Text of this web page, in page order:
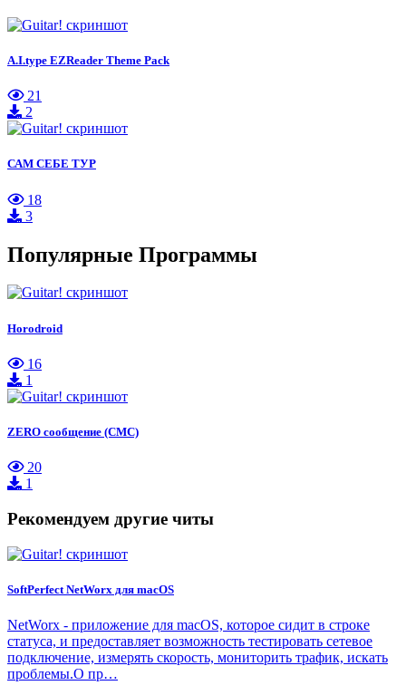
A.I.type EZReader Theme Pack
21
2
САМ СЕБЕ ТУР
18
3
Популярные Программы
Horodroid
16
1
ZERO сообщение (СМС)
20
1
Рекомендуем другие читы
SoftPerfect NetWorx для macOS
NetWorx - приложение для macOS, которое сидит в строке
статуса, и предоставляет возможность тестировать сетевое
подключение, измерять скорость, мониторить трафик, искать
проблемы.О пр…